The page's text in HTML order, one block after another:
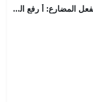
إعراب الفعل المضارع: أ رفع الفعل المضارع